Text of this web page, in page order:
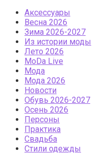
Аксессуары
Весна 2026
Зима 2026-2027
Из истории моды
Лето 2026
МоDа Live
Мода
Мода 2026
Новости
Обувь 2026-2027
Осень 2026
Персоны
Практика
Свадьба
Стили одежды